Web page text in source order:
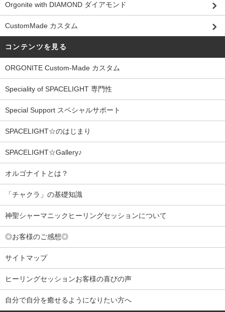
Orgonite with DIAMOND ダイアモンド
CustomMade カスタム
コンテンツを見る
ORGONITE Custom-Made カスタム
Speciality of SPACELIGHT 専門性
Special Support スペシャルサポート
SPACELIGHT☆のはじまり
SPACELIGHT☆Gallery♪
オルゴナイトとは？
「チャクラ」の基礎知識
神聖シャーマニックヒーリングセッションについて
◎お客様のご感想◎
サイトマップ
ヒーリングセッションお客様の喜びの声
自分で自分を癒せるようになりたい方へ